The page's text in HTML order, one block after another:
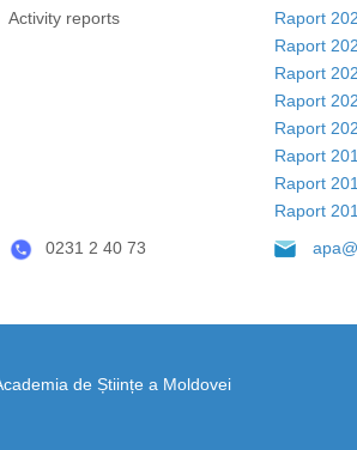
Activity reports
Raport
Raport
Raport
Raport
Raport
Raport
Raport
Raport
0231 2 40 73
de Științe a Moldovei